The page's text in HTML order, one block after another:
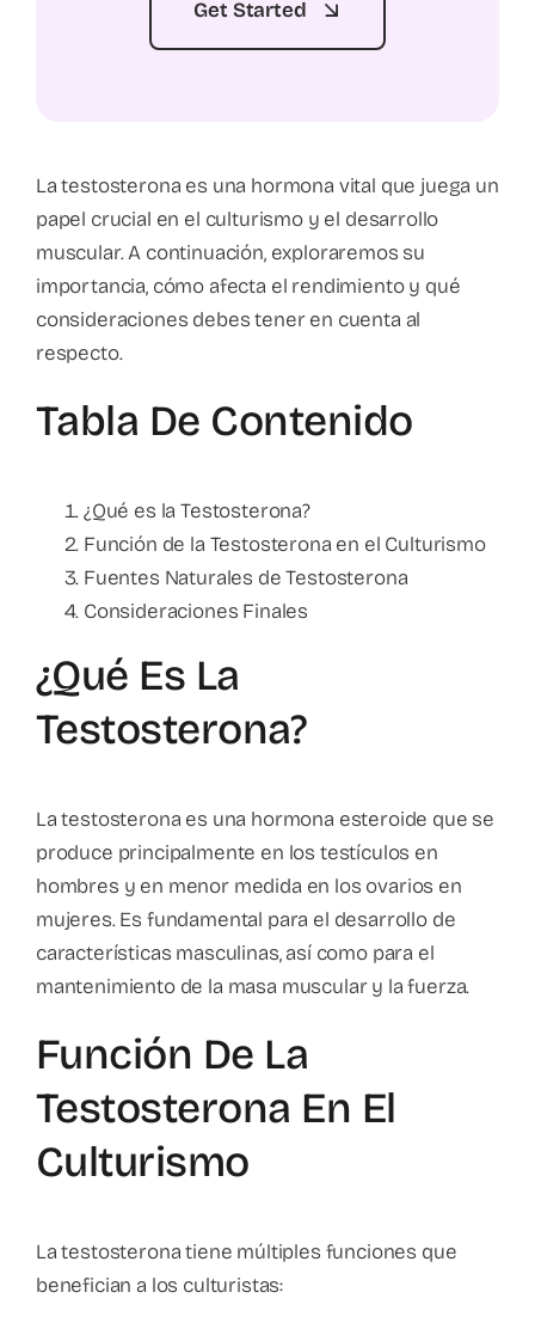
Get Started
La testosterona es una hormona vital que juega un
papel crucial en el culturismo y el desarrollo
muscular. A continuación, exploraremos su
importancia, cómo afecta el rendimiento y qué
consideraciones debes tener en cuenta al
respecto.
Tabla De Contenido
¿Qué es la Testosterona?
Función de la Testosterona en el Culturismo
Fuentes Naturales de Testosterona
Consideraciones Finales
¿Qué Es La
Testosterona?
La testosterona es una hormona esteroide que se
produce principalmente en los testículos en
hombres y en menor medida en los ovarios en
mujeres. Es fundamental para el desarrollo de
características masculinas, así como para el
mantenimiento de la masa muscular y la fuerza.
Función De La
Testosterona En El
Culturismo
La testosterona tiene múltiples funciones que
benefician a los culturistas: